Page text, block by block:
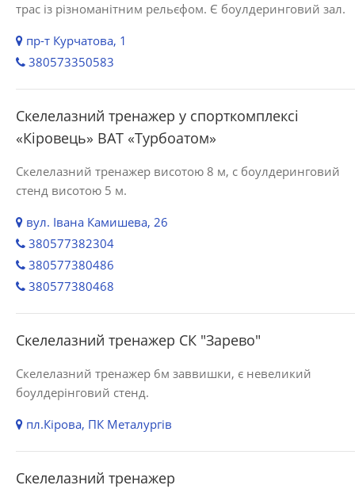
трас із різноманітним рельєфом. Є боулдеринговий зал.
пр-т Курчатова, 1
380573350583
Скелелазний тренажер у спорткомплексі
«Кіровець» ВАТ «Турбоатом»
Скелелазний тренажер висотою 8 м, с боулдеринговий
стенд висотою 5 м.
вул. Івана Камишева, 26
380577382304
380577380486
380577380468
Скелелазний тренажер СК "Зарево"
Скелелазний тренажер 6м заввишки, є невеликий
боулдерінговий стенд.
пл.Кірова, ПК Металургів
Скелелазний тренажер